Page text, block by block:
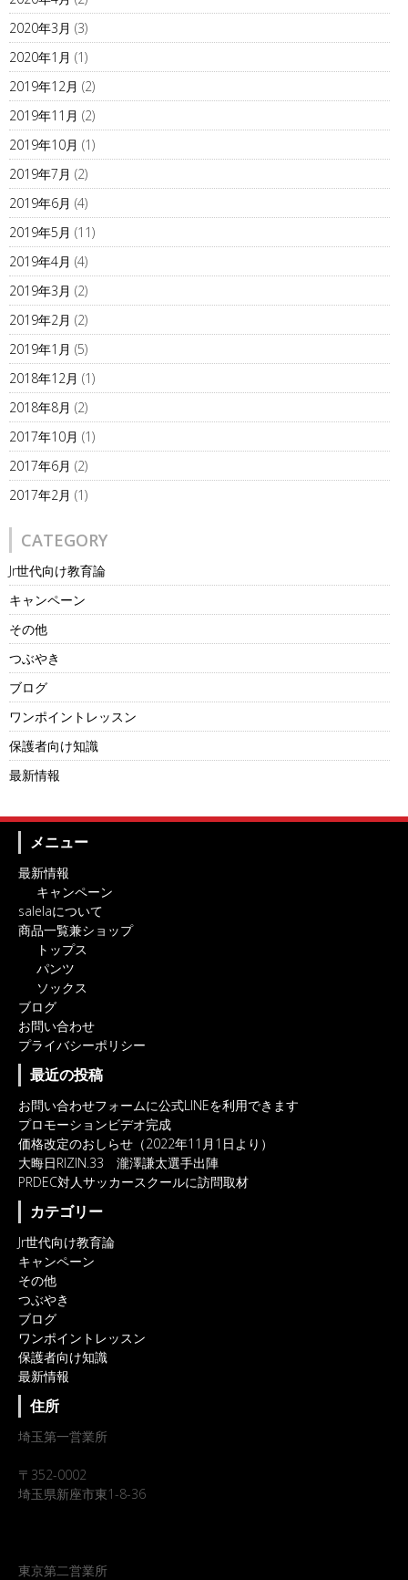
2020年3月 (3)
2020年1月 (1)
2019年12月 (2)
2019年11月 (2)
2019年10月 (1)
2019年7月 (2)
2019年6月 (4)
2019年5月 (11)
2019年4月 (4)
2019年3月 (2)
2019年2月 (2)
2019年1月 (5)
2018年12月 (1)
2018年8月 (2)
2017年10月 (1)
2017年6月 (2)
2017年2月 (1)
CATEGORY
Jr世代向け教育論
キャンペーン
その他
つぶやき
ブログ
ワンポイントレッスン
保護者向け知識
最新情報
メニュー
最新情報
キャンペーン
salelaについて
商品一覧兼ショップ
トップス
パンツ
ソックス
ブログ
お問い合わせ
プライバシーポリシー
最近の投稿
お問い合わせフォームに公式LINEを利用できます
プロモーションビデオ完成
価格改定のおしらせ（2022年11月1日より）
大晦日RIZIN.33 瀧澤謙太選手出陣
PRDEC対人サッカースクールに訪問取材
カテゴリー
Jr世代向け教育論
キャンペーン
その他
つぶやき
ブログ
ワンポイントレッスン
保護者向け知識
最新情報
住所
埼玉第一営業所
〒352-0002
埼玉県新座市東1-8-36
東京第二営業所